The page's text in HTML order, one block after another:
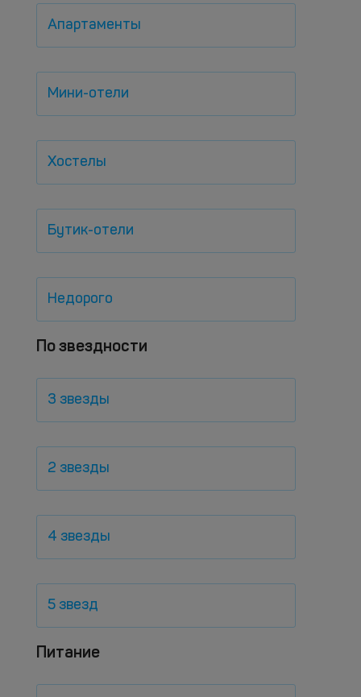
Апартаменты
Мини-отели
Хостелы
Бутик-отели
Недорого
По звездности
3 звезды
2 звезды
4 звезды
5 звезд
Питание